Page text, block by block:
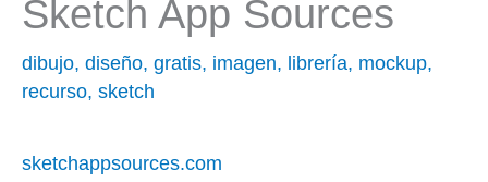
Sketch App Sources
dibujo, diseño, gratis, imagen, librería, mockup,
recurso, sketch
sketchappsources.com